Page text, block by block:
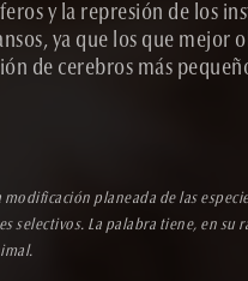
y la represión de los
ya que los que mejor
de cerebros más
planeada de las
La palabra tiene, en su